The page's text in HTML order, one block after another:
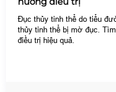
Đục thủy tinh thể do tiểu
thủy tinh thể bị mờ đục.
điều trị hiệu quả.